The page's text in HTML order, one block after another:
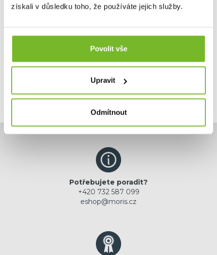
získali v důsledku toho, že používáte jejich služby.
Povolit vše
Upravit
Odmítnout
Skladem: posledních 17 ks
Potřebujete poradit?
+420 732 587 099
eshop@moris.cz